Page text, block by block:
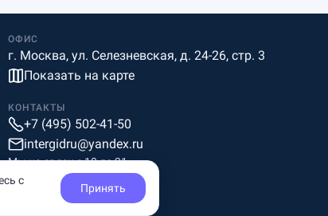
ОФИС
г. Москва, ул. Селезневская, д. 24-26, стр. 3
Показать на карте
КОНТАКТЫ
+7 (495) 502-41-50
intergidru@yandex.ru
Мы на связи c 10 до 21
с
Принять